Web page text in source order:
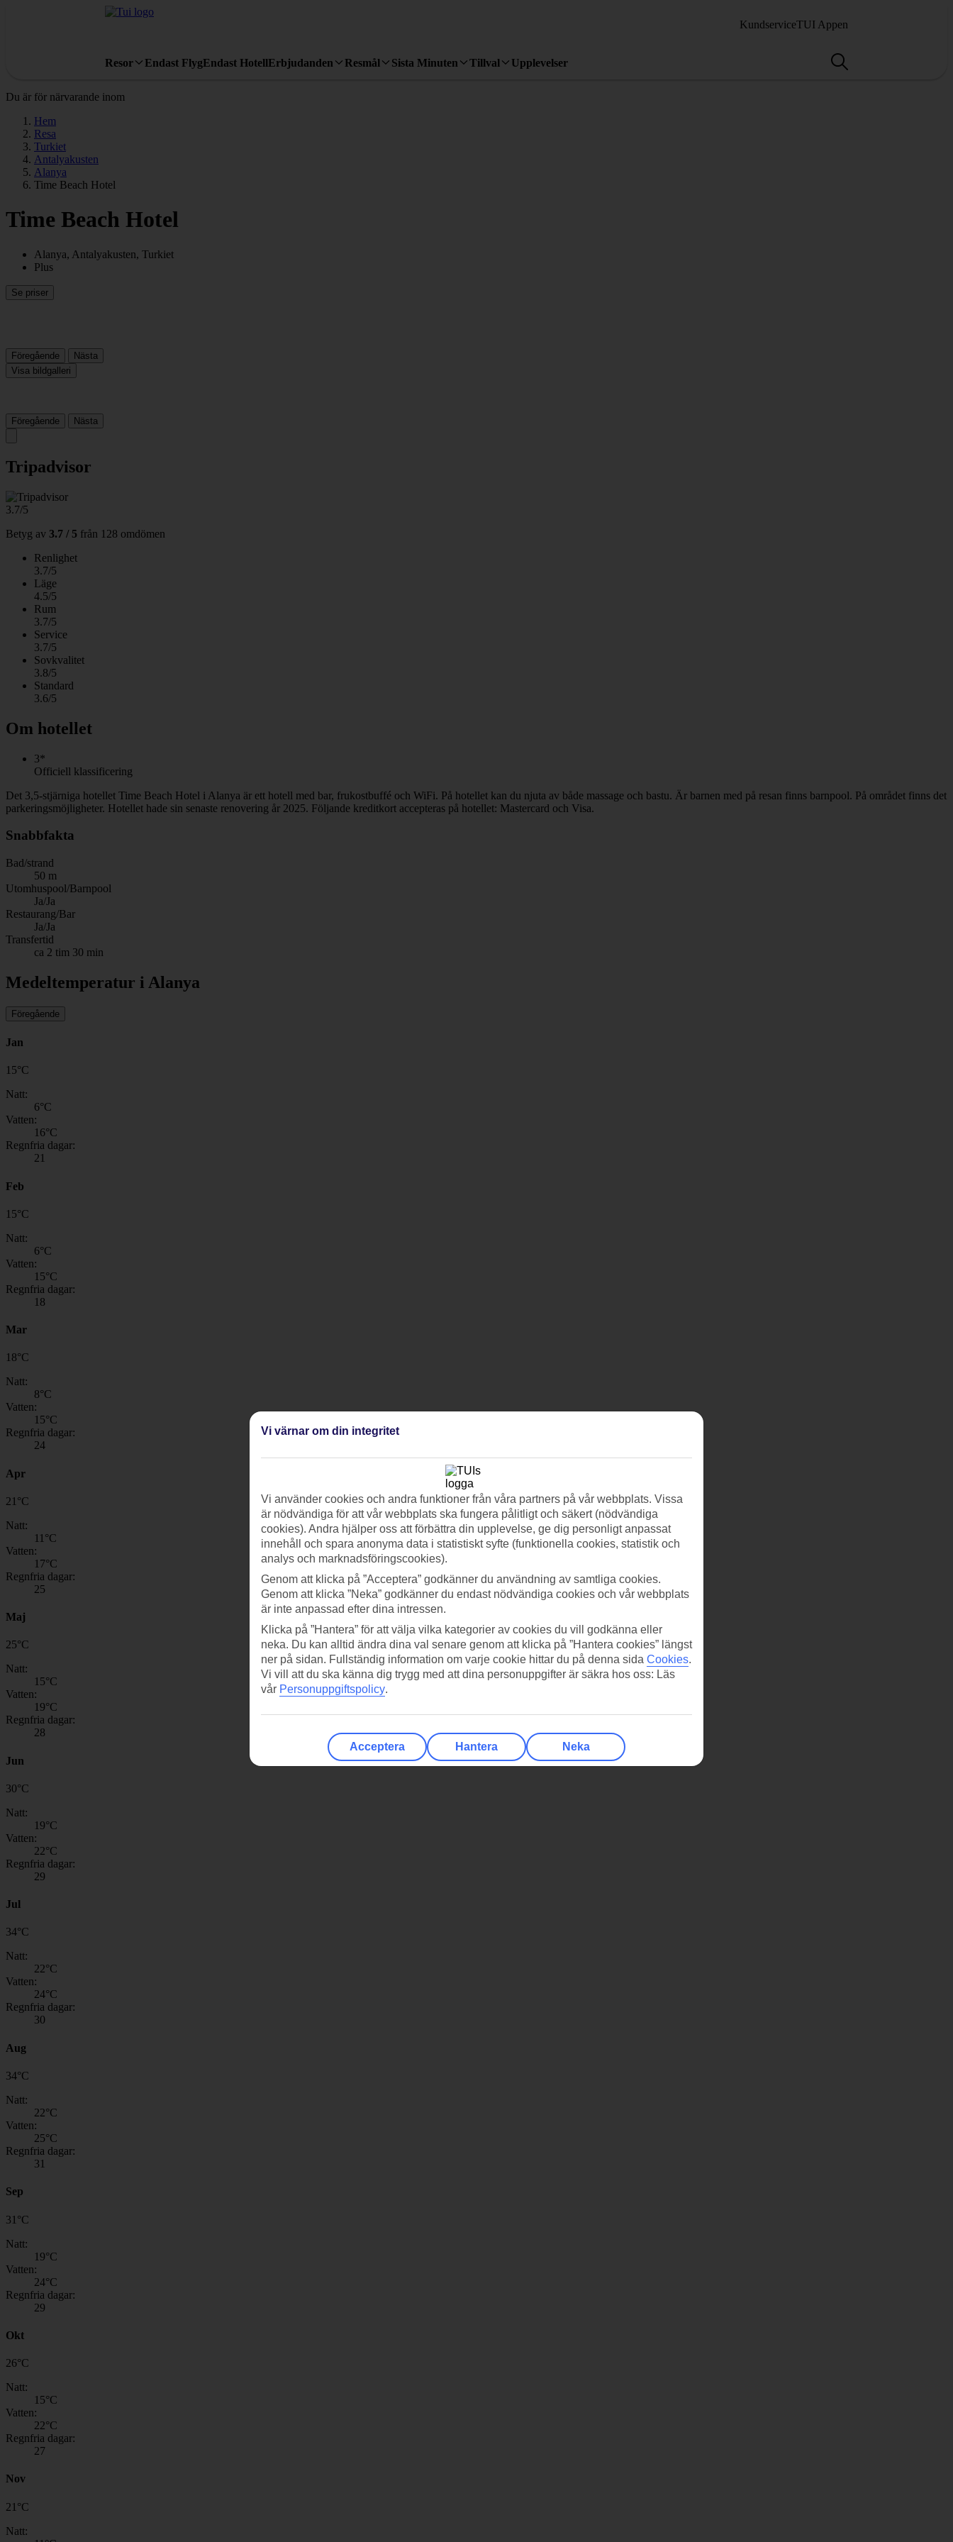
KundserviceTUI Appen
Resor Endast FlygEndast HotellErbjudanden Resmål Sista Minuten Tillval Upplevelser
Du är för närvarande inom
Hem
Resa
Turkiet
Antalyakusten
Alanya
Time Beach Hotel
Time Beach Hotel
Alanya, Antalyakusten, Turkiet
Plus
Se priser
Föregående
Nästa
Visa bildgalleri
Föregående Nästa
Tripadvisor
3.7/5
Betyg av 3.7 / 5 från 128 omdömen
Renlighet
3.7/5
Läge
4.5/5
Rum
3.7/5
Service
3.7/5
Sovkvalitet
3.8/5
Standard
3.6/5
Om hotellet
3*
Officiell klassificering
Det 3,5-stjärniga hotellet Time Beach Hotel i Alanya är ett hotell med bar, frukostbuffé och WiFi. På hotellet kan du njuta av både massage och bastu. Är barnen med på resan finns barnpool. På området finns det
parkeringsmöjligheter. Hotellet hade sin senaste renovering år 2025. Följande kreditkort accepteras på hotellet: Mastercard och Visa.
Snabbfakta
Bad/strand
50 m
Utomhuspool/Barnpool
Ja/Ja
Restaurang/Bar
Ja/Ja
Transfertid
ca 2 tim 30 min
Medeltemperatur i Alanya
Föregående
Jan
15°C
Natt:
6°C
Vatten:
16°C
Regnfria dagar:
21
Feb
15°C
Natt:
6°C
Vatten:
15°C
Regnfria dagar:
18
Mar
18°C
Natt:
8°C
Vatten:
15°C
Regnfria dagar:
24
Apr
21 °C
Natt:
11 °C
Vatten:
17°C
Regnfria dagar:
25
Maj
25°C
Natt:
15°C
Vatten:
19°C
Regnfria dagar:
28
Jun
30°C
Natt:
19°C
Vatten:
22°C
Regnfria dagar:
29
Jul
34°C
Natt:
22°C
Vatten:
24°C
Regnfria dagar:
30
Aug
34°C
Natt:
22°C
Vatten:
25°C
Regnfria dagar:
31
Sep
31 °C
Natt:
19°C
Vatten:
24°C
Regnfria dagar:
29
Okt
26°C
Natt:
15°C
Vatten:
22°C
Regnfria dagar:
27
Nov
21 °C
Natt:
Vi värnar om din integritet
Vi använder cookies och andra funktioner från våra partners på vår webbplats. Vissa
är nödvändiga för att vår webbplats ska fungera pålitligt och säkert (nödvändiga
cookies). Andra hjälper oss att förbättra din upplevelse, ge dig personligt anpassat
innehåll och spara anonyma data i statistiskt syfte (funktionella cookies, statistik och
analys och marknadsföringscookies).
Genom att klicka på ”Acceptera” godkänner du användning av samtliga cookies.
Genom att klicka ”Neka” godkänner du endast nödvändiga cookies och vår webbplats
är inte anpassad efter dina intressen.
Klicka på ”Hantera” för att välja vilka kategorier av cookies du vill godkänna eller
neka. Du kan alltid ändra dina val senare genom att klicka på ”Hantera cookies” längst
ner på sidan. Fullständig information om varje cookie hittar du på denna sida Cookies.
Vi vill att du ska känna dig trygg med att dina personuppgifter är säkra hos oss: Läs
vår Personuppgiftspolicy.
Acceptera Hantera Neka